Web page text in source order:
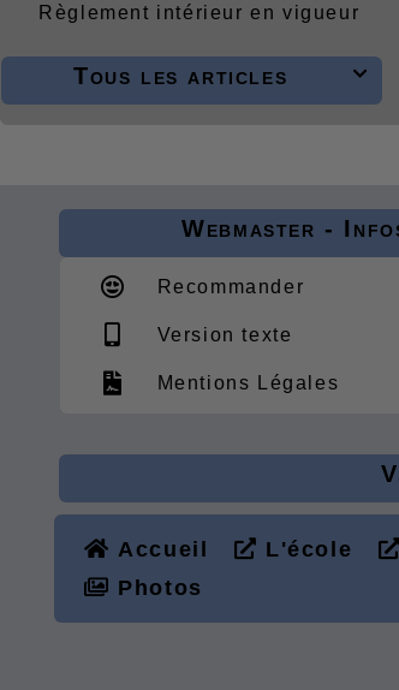
Règlement intérieur en vigueur

Tous les articles
Webmaster -
Recommander
Version texte
Mentions Légales
Accueil L'école
Photos